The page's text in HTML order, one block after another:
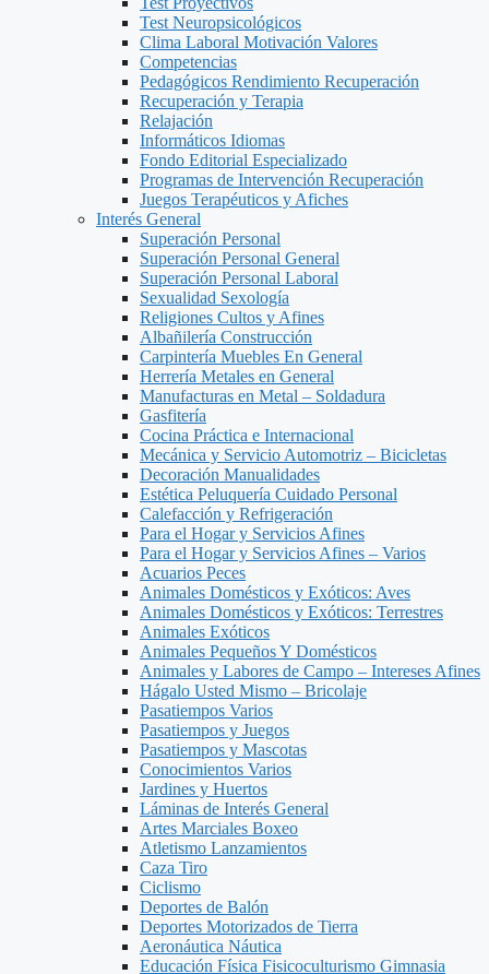
Test Neuropsicológicos
Clima Laboral Motivación Valores
Competencias
Pedagógicos Rendimiento Recuperación
Recuperación y Terapia
Relajación
Informáticos Idiomas
Fondo Editorial Especializado
Programas de Intervención Recuperación
Juegos Terapéuticos y Afiches
Interés General
Superación Personal
Superación Personal General
Superación Personal Laboral
Sexualidad Sexología
Religiones Cultos y Afines
Albañilería Construcción
Carpintería Muebles En General
Herrería Metales en General
Manufacturas en Metal – Soldadura
Gasfitería
Cocina Práctica e Internacional
Mecánica y Servicio Automotriz – Bicicletas
Decoración Manualidades
Estética Peluquería Cuidado Personal
Calefacción y Refrigeración
Para el Hogar y Servicios Afines
Para el Hogar y Servicios Afines – Varios
Acuarios Peces
Animales Domésticos y Exóticos: Aves
Animales Domésticos y Exóticos: Terrestres
Animales Exóticos
Animales Pequeños Y Domésticos
Animales y Labores de Campo – Intereses Afines
Hágalo Usted Mismo – Bricolaje
Pasatiempos Varios
Pasatiempos y Juegos
Pasatiempos y Mascotas
Conocimientos Varios
Jardines y Huertos
Láminas de Interés General
Artes Marciales Boxeo
Atletismo Lanzamientos
Caza Tiro
Ciclismo
Deportes de Balón
Deportes Motorizados de Tierra
Aeronáutica Náutica
Educación Física Fisicoculturismo Gimnasia